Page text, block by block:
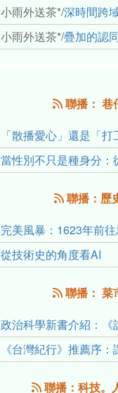
小雨外送茶*/深時間跨域連結
小雨外送茶*/疊加的認同與記憶：從《重
聯播： 巷
聯播：歷
從技術史的角度看AI
聯播： 菜
政治科學新書介紹：《
聯播：科技。